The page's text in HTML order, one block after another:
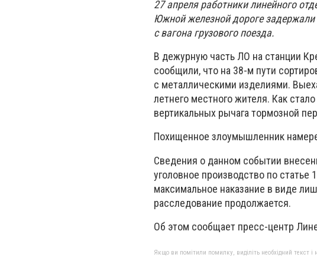
27 апреля работники линейного
Южной железной дороге
с вагона грузового поезда.
В дежурную часть ЛО на станции
сообщили, что на 38-м пути
с металлическими изделиями.
летнего местного жителя. Как
вертикальных рычага тормозной
Похищенное злоумышленник
Сведения о данном событии
уголовное производство по
максимальное наказание в виде
расследование продолжается.
Об этом сообщает пресс-центр
Якщо ви помітили помилку, виділіть необхідний текст